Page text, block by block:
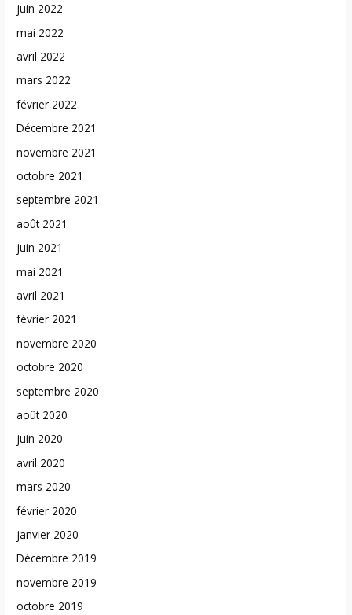
juin 2022
mai 2022
avril 2022
mars 2022
février 2022
Décembre 2021
novembre 2021
octobre 2021
septembre 2021
août 2021
juin 2021
mai 2021
avril 2021
février 2021
novembre 2020
octobre 2020
septembre 2020
août 2020
juin 2020
avril 2020
mars 2020
février 2020
janvier 2020
Décembre 2019
novembre 2019
octobre 2019